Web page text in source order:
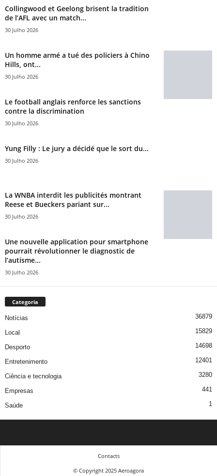
Collingwood et Geelong brisent la tradition
de l’AFL avec un match...
30 Julho 2026
Un homme armé a tué des policiers à Chino
Hills, ont...
30 Julho 2026
Le football anglais renforce les sanctions
contre la discrimination
30 Julho 2026
Yung Filly : Le jury a décidé que le sort du...
30 Julho 2026
La WNBA interdit les publicités montrant
Reese et Bueckers pariant sur...
30 Julho 2026
Une nouvelle application pour smartphone
pourrait révolutionner le diagnostic de
l’autisme...
30 Julho 2026
Categoria
Notícias 36879
Local 15829
Desporto 14698
Entretenimento 12401
Ciência e tecnologia 3280
Empresas 441
Saúde 1
Contacts
© Copyright 2025 Aeroagora